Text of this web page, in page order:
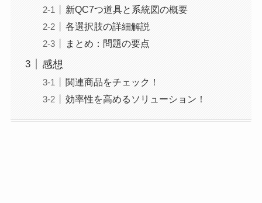
新QC7つ道具と系統図の概要
各選択肢の詳細解説
まとめ：問題の要点
感想
関連商品をチェック！
効率性を高めるソリューション！